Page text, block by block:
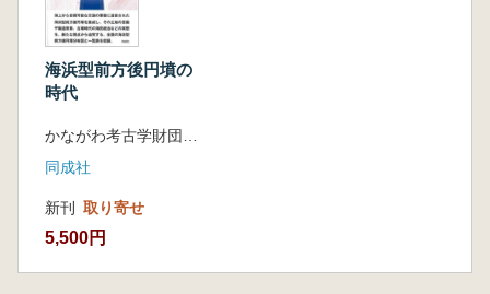
海浜型前方後円墳の
時代
同成社
新刊 取り寄せ
5,500円